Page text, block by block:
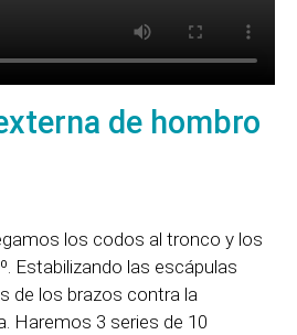
de hombro
los codos al tronco y los
Estabilizando las escápulas
de los brazos contra la
Haremos 3 series de 10